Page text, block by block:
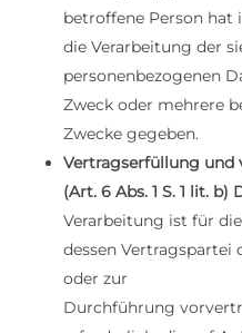
betroffene Person
die Verarbeitung der
personenbezogenen
Zweck oder mehrere
Zwecke gegeben.
Vertragserfüllung und
(Art. 6 Abs. 1 S. 1 lit. b)
Verarbeitung ist für
dessen Vertragspartei
oder zur
Durchführung